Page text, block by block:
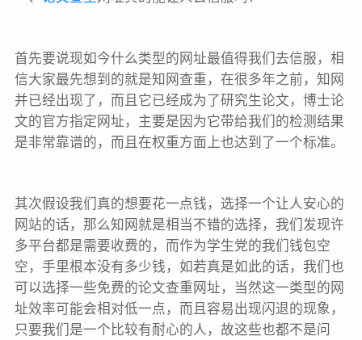
首先要说现如今什么类型的网址最值得我们去信服，相
信大家最先想到的就是知网查重，在很多年之前，知网
并已经出现了，而且它已经成为了研究生论文，博士论
文的官方指定网址，主要是因为它带给我们的检测结果
是非常靠谱的，而且在权重方面上也达到了一个标准。
其次假设我们真的想要花一点钱，选择一个让人安心的
网站的话，那么知网就是相当不错的选择，我们发现许
多平台都是需要收费的，而作为学生党的我们钱包空
空，手里根本没有多少钱，如若真是如此的话，我们也
可以选择一些免费的论文查重网址，当然这一类型的网
址效率可能会相对低一点，而且容易出现闪退的现象，
只要我们是一个比较有耐心的人，故这些也都不是问